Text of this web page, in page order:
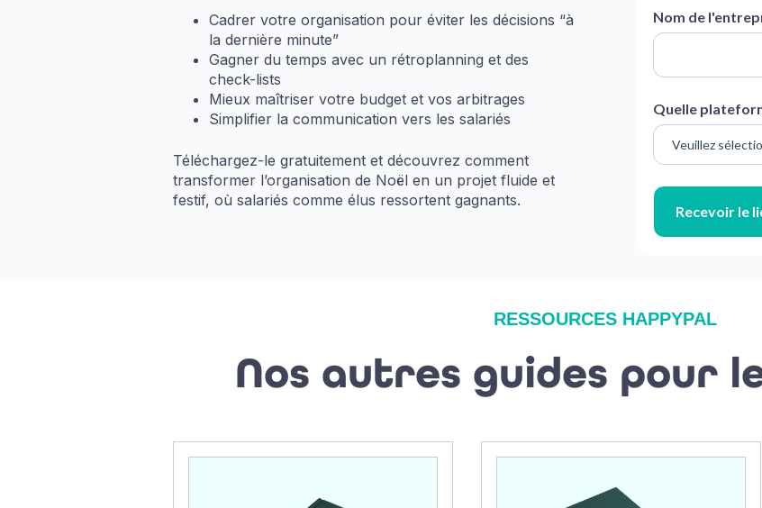
Cadrer votre organisation pour éviter les décisions “à
la dernière minute”
Gagner du temps avec un rétroplanning et des
check-lists
Mieux maîtriser votre budget et vos arbitrages
Simplifier la communication vers les salariés
Téléchargez-le gratuitement et découvrez comment
transformer l’organisation de Noël en un projet fluide et
festif, où salariés comme élus ressortent gagnants.
Nom de
Quelle
RESSOURCES HAPPYPAL
Nos autres guides pour